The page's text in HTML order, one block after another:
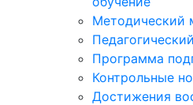
Методический
Программа
Контрольные
Достижения